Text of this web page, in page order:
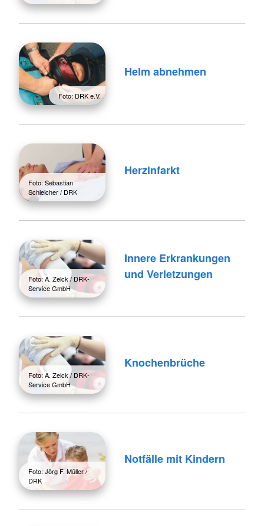
Foto: DRK e.V.
Helm abnehmen
Foto: Sebastian
Schleicher / DRK
Herzinfarkt
Foto: A. Zelck / DRK-
Service GmbH
Innere Erkrankungen
und Verletzungen
Foto: A. Zelck / DRK-
Service GmbH
Knochenbrüche
Foto: Jörg F. Müller /
DRK
Notfälle mit Kindern